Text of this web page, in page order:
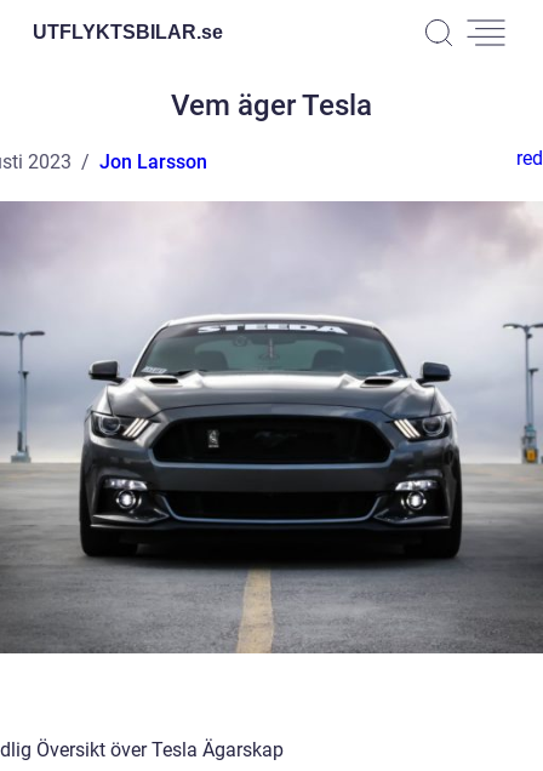
UTFLYKTSBILAR.se
Vem äger Tesla
2023 Jon Larsson
Översikt över Tesla Ägarskap